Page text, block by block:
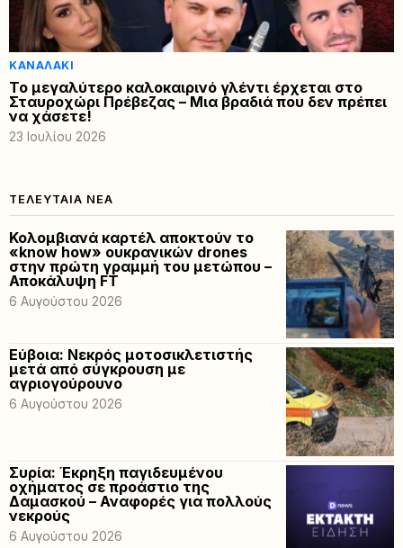
ΚΑΝΑΛΆΚΙ
Το μεγαλύτερο καλοκαιρινό γλέντι έρχεται στο
Σταυροχώρι Πρέβεζας – Μια βραδιά που δεν πρέπει
να χάσετε!
23 Ιουλίου 2026
ΤΕΛΕΥΤΑΊΑ ΝΈΑ
Κολομβιανά καρτέλ αποκτούν το
«know how» ουκρανικών drones
στην πρώτη γραμμή του μετώπου –
Αποκάλυψη FT
6 Αυγούστου 2026
Εύβοια: Νεκρός μοτοσικλετιστής
μετά από σύγκρουση με
αγριογούρουνο
6 Αυγούστου 2026
Συρία: Έκρηξη παγιδευμένου
οχήματος σε προάστιο της
Δαμασκού – Αναφορές για πολλούς
νεκρούς
6 Αυγούστου 2026